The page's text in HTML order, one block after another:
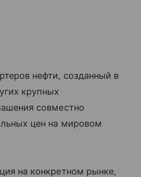
нефти, созданный в
крупных
совместно
цен на мировом
на конкретном рынке,